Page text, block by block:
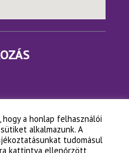
a honlap felhasználói
alkalmazunk. A
tudomásul
kattintva ellenőrzött